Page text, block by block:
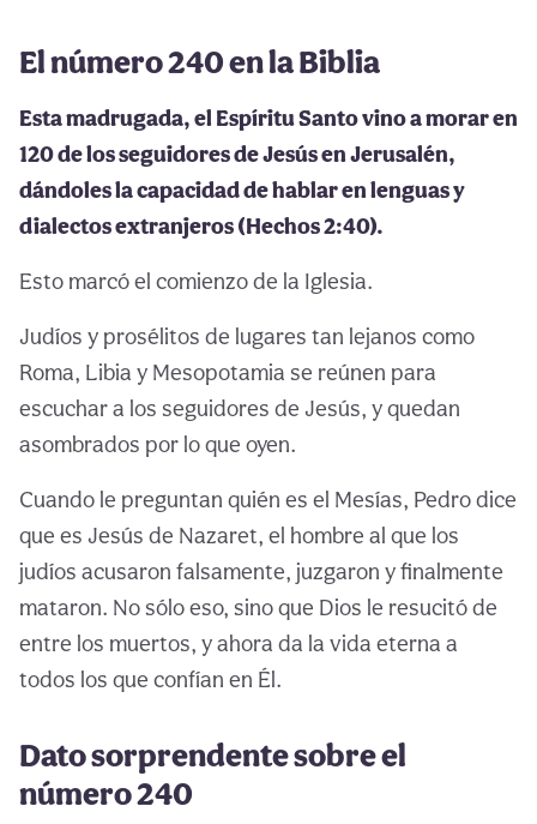
El número 240 en la Biblia
Esta madrugada, el Espíritu Santo vino a morar en
120 de los seguidores de Jesús en Jerusalén,
dándoles la capacidad de hablar en lenguas y
dialectos extranjeros (Hechos 2:40).
Esto marcó el comienzo de la Iglesia.
Judíos y prosélitos de lugares tan lejanos como
Roma, Libia y Mesopotamia se reúnen para
escuchar a los seguidores de Jesús, y quedan
asombrados por lo que oyen.
Cuando le preguntan quién es el Mesías, Pedro dice
que es Jesús de Nazaret, el hombre al que los
judíos acusaron falsamente, juzgaron y finalmente
mataron. No sólo eso, sino que Dios le resucitó de
entre los muertos, y ahora da la vida eterna a
todos los que confían en Él.
Dato sorprendente sobre el
número 240